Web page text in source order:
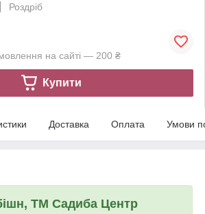
Роздріб
на сайті — 200 ₴
Купити
Доставка Оплата Умови
ТМ Садиба Центр